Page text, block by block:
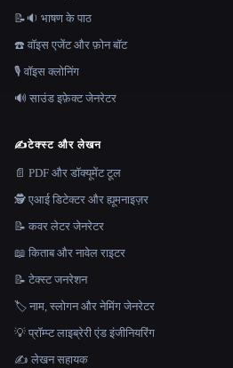
📝🔉 भाषण के पाठ
☎️ वॉइस एजेंट और फ़ोन बॉट
🎙️ वॉइस क्लोनिंग
🔊 साउंड इफ़ेक्ट जेनरेटर
✍️टेक्स्ट और लेखन
📄 PDF और डॉक्यूमेंट टूल
🕵️ एआई डिटेक्टर और ह्यूमनाइज़र
📝 कवर लेटर जेनरेटर
📖 किताब और नावेल राइटर
📝 टेक्स्ट जनरेशन
🏷️ नाम, स्लोगन और नेमिंग जेनरेटर
💡 प्रॉम्प्ट लाइब्रेरी एंड इंजीनियरिंग
✍️ लेखन सहायक